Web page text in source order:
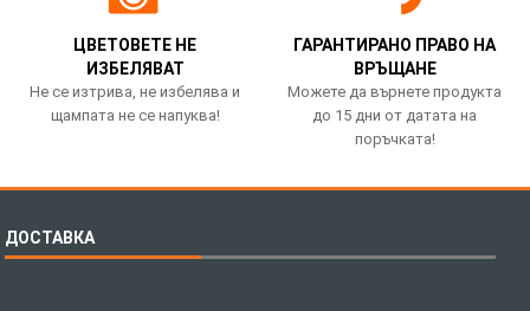
ЦВЕТОВЕТЕ НЕ
ИЗБЕЛЯВАТ
Не се изтрива, не избелява и
щампата не се напуква!
ГАРАНТИРАНО ПРАВО НА
ВРЪЩАНЕ
Можете да върнете продукта
до 15 дни от датата на
поръчката!
ДОСТАВКА